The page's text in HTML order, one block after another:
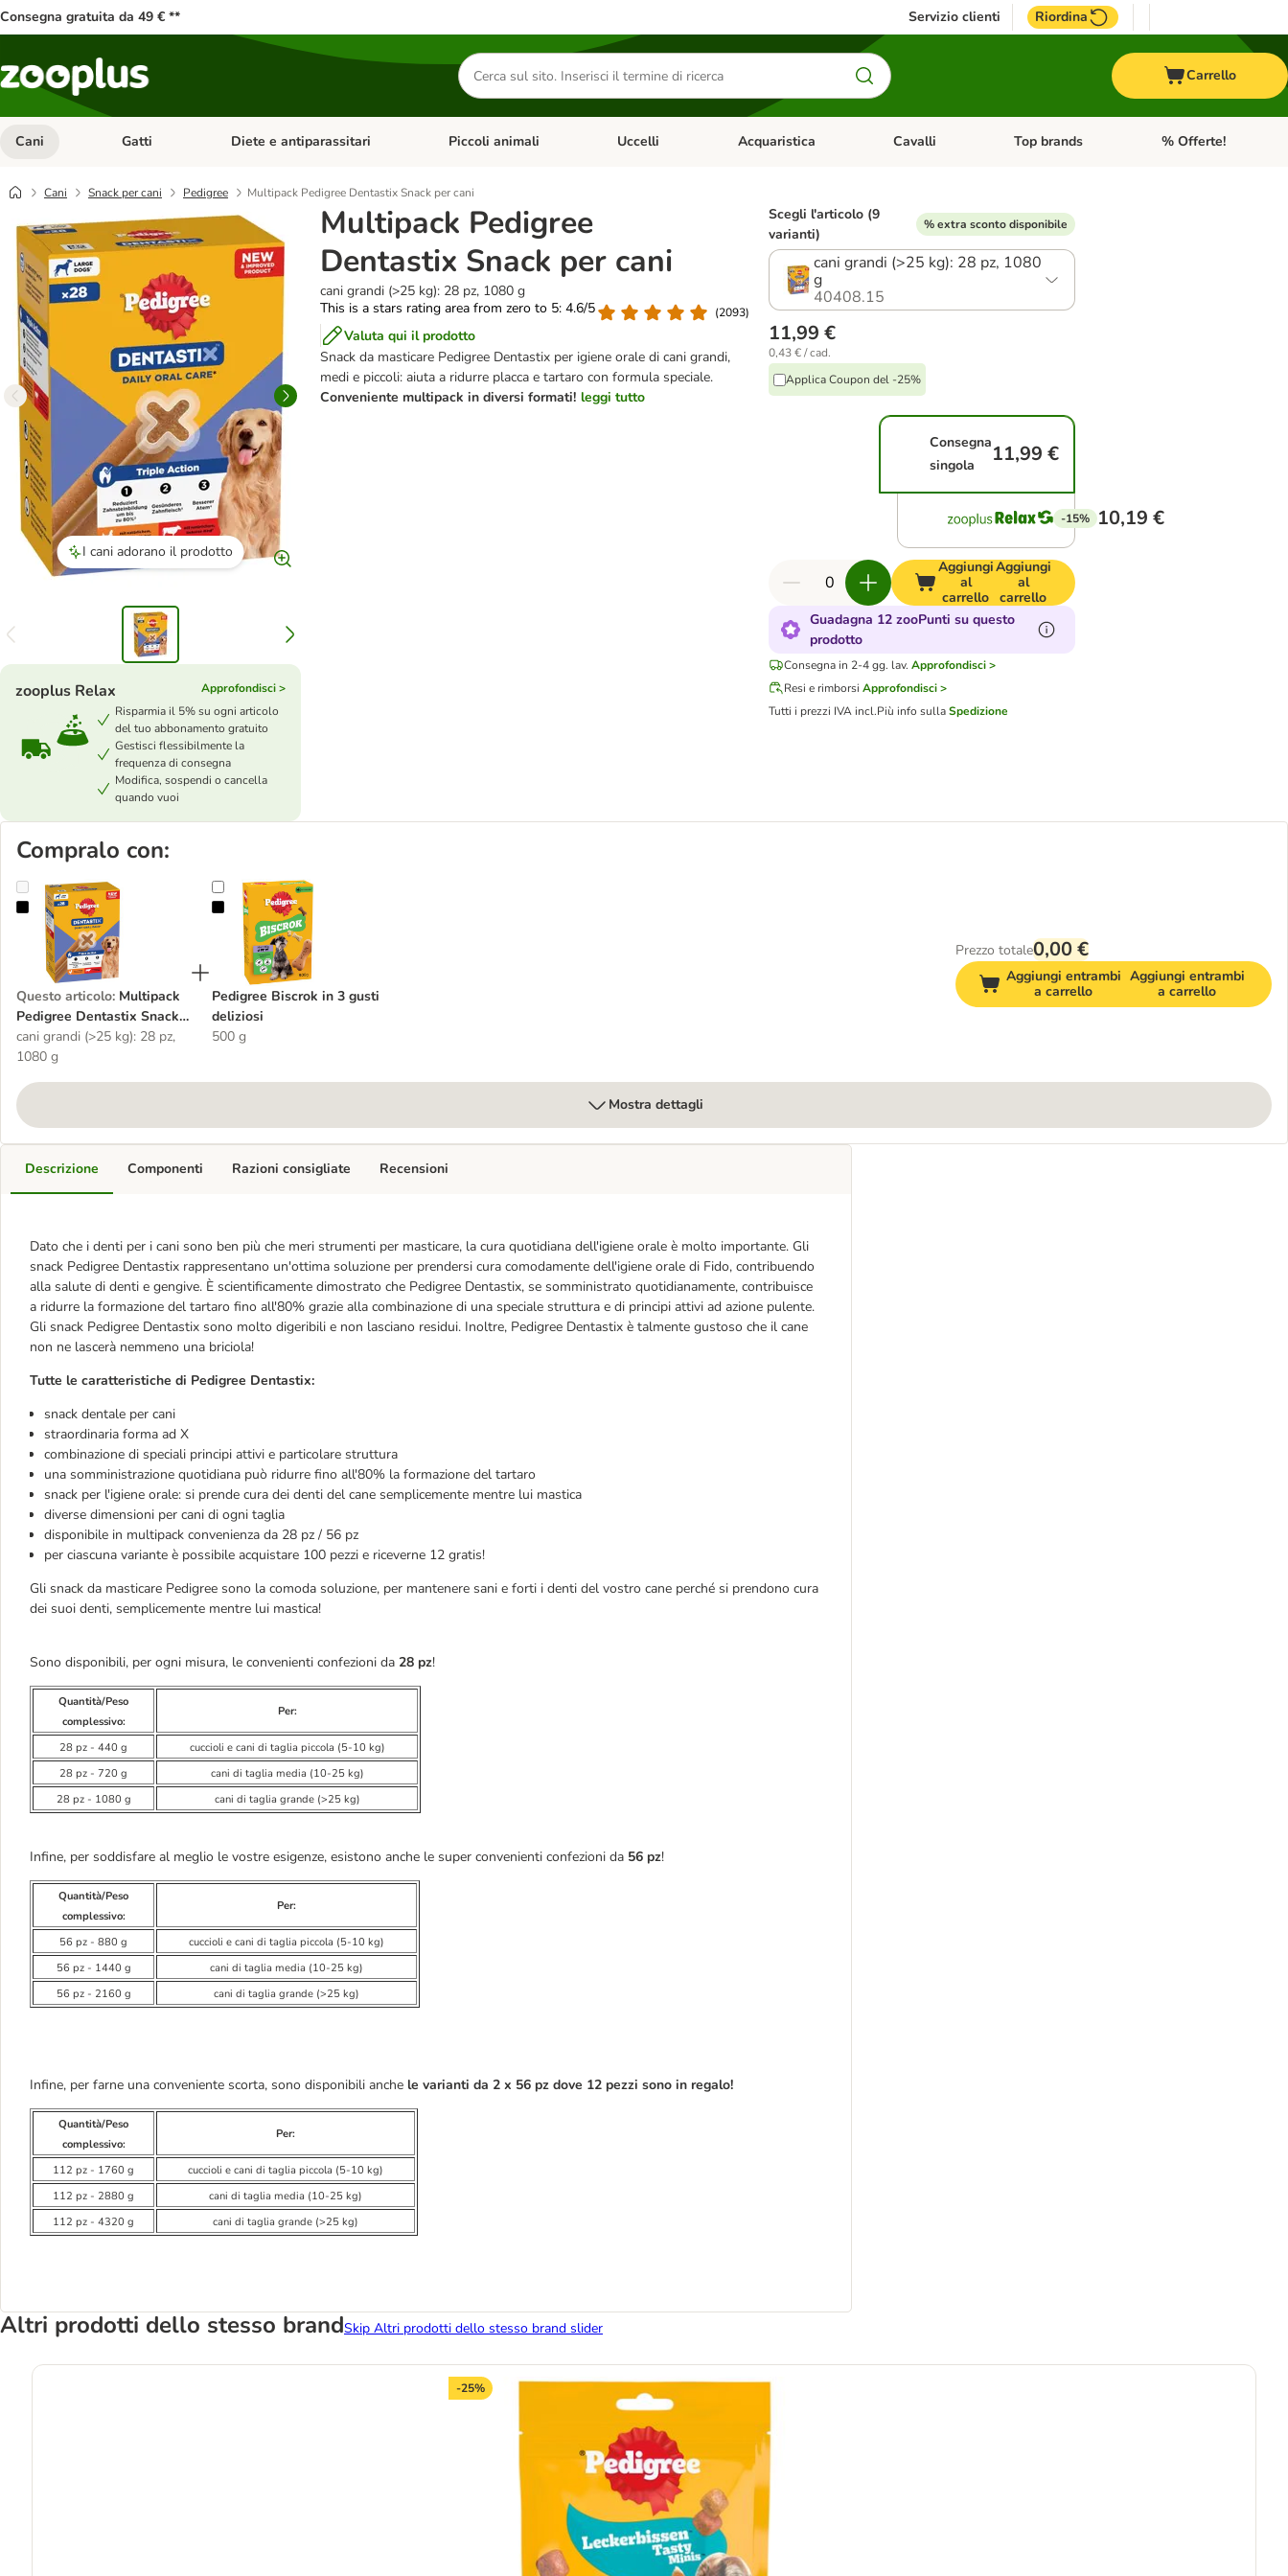
Consegna gratuita da 49 € ** Servizio clienti Riordina
Cerca
prodotti
Carrello
Cani Apri Menu Categoria: Cani
Gatti Apri Menu Categoria: Gatti
Diete e antiparassitari Apri Menu Categoria: Diete e antiparassitari
Piccoli animali Apri Menu Categoria: Piccoli animali
Uccelli Apri Menu Categoria: Uccelli
Acquaristica Apri Menu Categoria: Acquaristica
Cavalli Apri Menu Categoria: Cavalli
Top brands Apri Menu Categoria:
% Offerte!
Cani Snack per cani Pedigree Multipack Pedigree Dentastix Snack per cani
Multipack Pedigree
Dentastix Snack per cani
cani grandi (>25 kg): 28 pz, 1080 g
This is a stars rating area from zero to 5: 4.6/5
(2093)
Valuta qui il prodotto
Snack da masticare Pedigree Dentastix per igiene orale di cani grandi,
medi e piccoli: aiuta a ridurre placca e tartaro con formula speciale.
Conveniente multipack in diversi formati! leggi tutto
I cani adorano il prodotto
zooplus Relax
Approfondisci >
Risparmia il 5% su ogni articolo
del tuo abbonamento gratuito
Gestisci flessibilmente la
frequenza di consegna
Modifica, sospendi o cancella
quando vuoi
Scegli l'articolo (9
varianti)
% extra sconto disponibile
cani grandi (>25 kg): 28 pz, 1080
g
40408.15
11,99 €
0,43 € / cad.
Applica Coupon del -25%
Consegna
singola
11,99 €
-15% 10,19 €
Aggiungi
al
carrello
Aggiungi
al
carrello
Guadagna 12 zooPunti su questo
prodotto
Consegna in 2-4 gg. lav. Approfondisci >
Resi e rimborsi Approfondisci >
Tutti i prezzi IVA incl.Più info sullaSpedizione
Compralo con:
Multipack Pedigree Dentastix Snack per cani
Questo articolo: Multipack
Pedigree Dentastix Snack
per cani
cani grandi (>25 kg): 28 pz,
1080 g
Pedigree Biscrok in 3 gusti deliziosi
Pedigree Biscrok in 3 gusti
deliziosi
500 g
Prezzo totale0,00 €
Aggiungi entrambi
a carrello
Aggiungi entrambi
a carrello
Mostra dettagli
Descrizione
Dato che i denti per i cani sono ben più che meri strumenti per masticare, la cura quotidiana dell'igiene orale è molto importante. Gli
snack Pedigree Dentastix rappresentano un'ottima soluzione per prendersi cura comodamente dell'igiene orale di Fido, contribuendo
alla salute di denti e gengive. È scientificamente dimostrato che Pedigree Dentastix, se somministrato quotidianamente, contribuisce
a ridurre la formazione del tartaro fino all'80% grazie alla combinazione di una speciale struttura e di principi attivi ad azione pulente.
Gli snack Pedigree Dentastix sono molto digeribili e non lasciano residui. Inoltre, Pedigree Dentastix è talmente gustoso che il cane
non ne lascerà nemmeno una briciola!
Tutte le caratteristiche di Pedigree Dentastix:
snack dentale per cani
straordinaria forma ad X
combinazione di speciali principi attivi e particolare struttura
una somministrazione quotidiana può ridurre fino all'80% la formazione del tartaro
snack per l'igiene orale: si prende cura dei denti del cane semplicemente mentre lui mastica
diverse dimensioni per cani di ogni taglia
disponibile in multipack convenienza da 28 pz / 56 pz
per ciascuna variante è possibile acquistare 100 pezzi e riceverne 12 gratis!
Gli snack da masticare Pedigree sono la comoda soluzione, per mantenere sani e forti i denti del vostro cane perché si prendono cura
dei suoi denti, semplicemente mentre lui mastica!
Sono disponibili, per ogni misura, le convenienti confezioni da 28 pz!
Quantità/Peso
complessivo:
Per:
28 pz - 440 g
cuccioli e cani di taglia piccola (5-10 kg)
28 pz - 720 g
cani di taglia media (10-25 kg)
28 pz - 1080 g
cani di taglia grande (>25 kg)
Infine, per soddisfare al meglio le vostre esigenze, esistono anche le super convenienti confezioni da 56 pz!
Quantità/Peso
complessivo:
Per:
56 pz - 880 g
cuccioli e cani di taglia piccola (5-10 kg)
56 pz - 1440 g
cani di taglia media (10-25 kg)
56 pz - 2160 g
cani di taglia grande (>25 kg)
Infine, per farne una conveniente scorta, sono disponibili anche le varianti da 2 x 56 pz dove 12 pezzi sono in regalo!
Quantità/Peso
complessivo:
Per:
112 pz - 1760 g
cuccioli e cani di taglia piccola (5-10 kg)
112 pz - 2880 g
cani di taglia media (10-25 kg)
112 pz - 4320 g
cani di taglia grande (>25 kg)
Componenti Razioni consigliate Recensioni
Altri prodotti dello stesso brandSkip Altri prodotti dello stesso brand slider
-25%